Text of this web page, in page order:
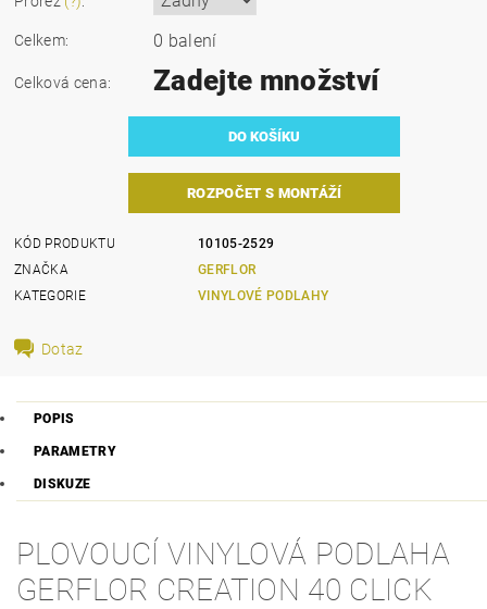
Celkem: 0 balení
Celková cena: Zadejte množství
ROZPOČET S MONTÁŽÍ
KÓD PRODUKTU
10105-2529
ZNAČKA
GERFLOR
KATEGORIE
VINYLOVÉ PODLAHY
Dotaz
POPIS
PARAMETRY
DISKUZE
PLOVOUCÍ VINYLOVÁ PODLAHA
GERFLOR CREATION 40 CLICK